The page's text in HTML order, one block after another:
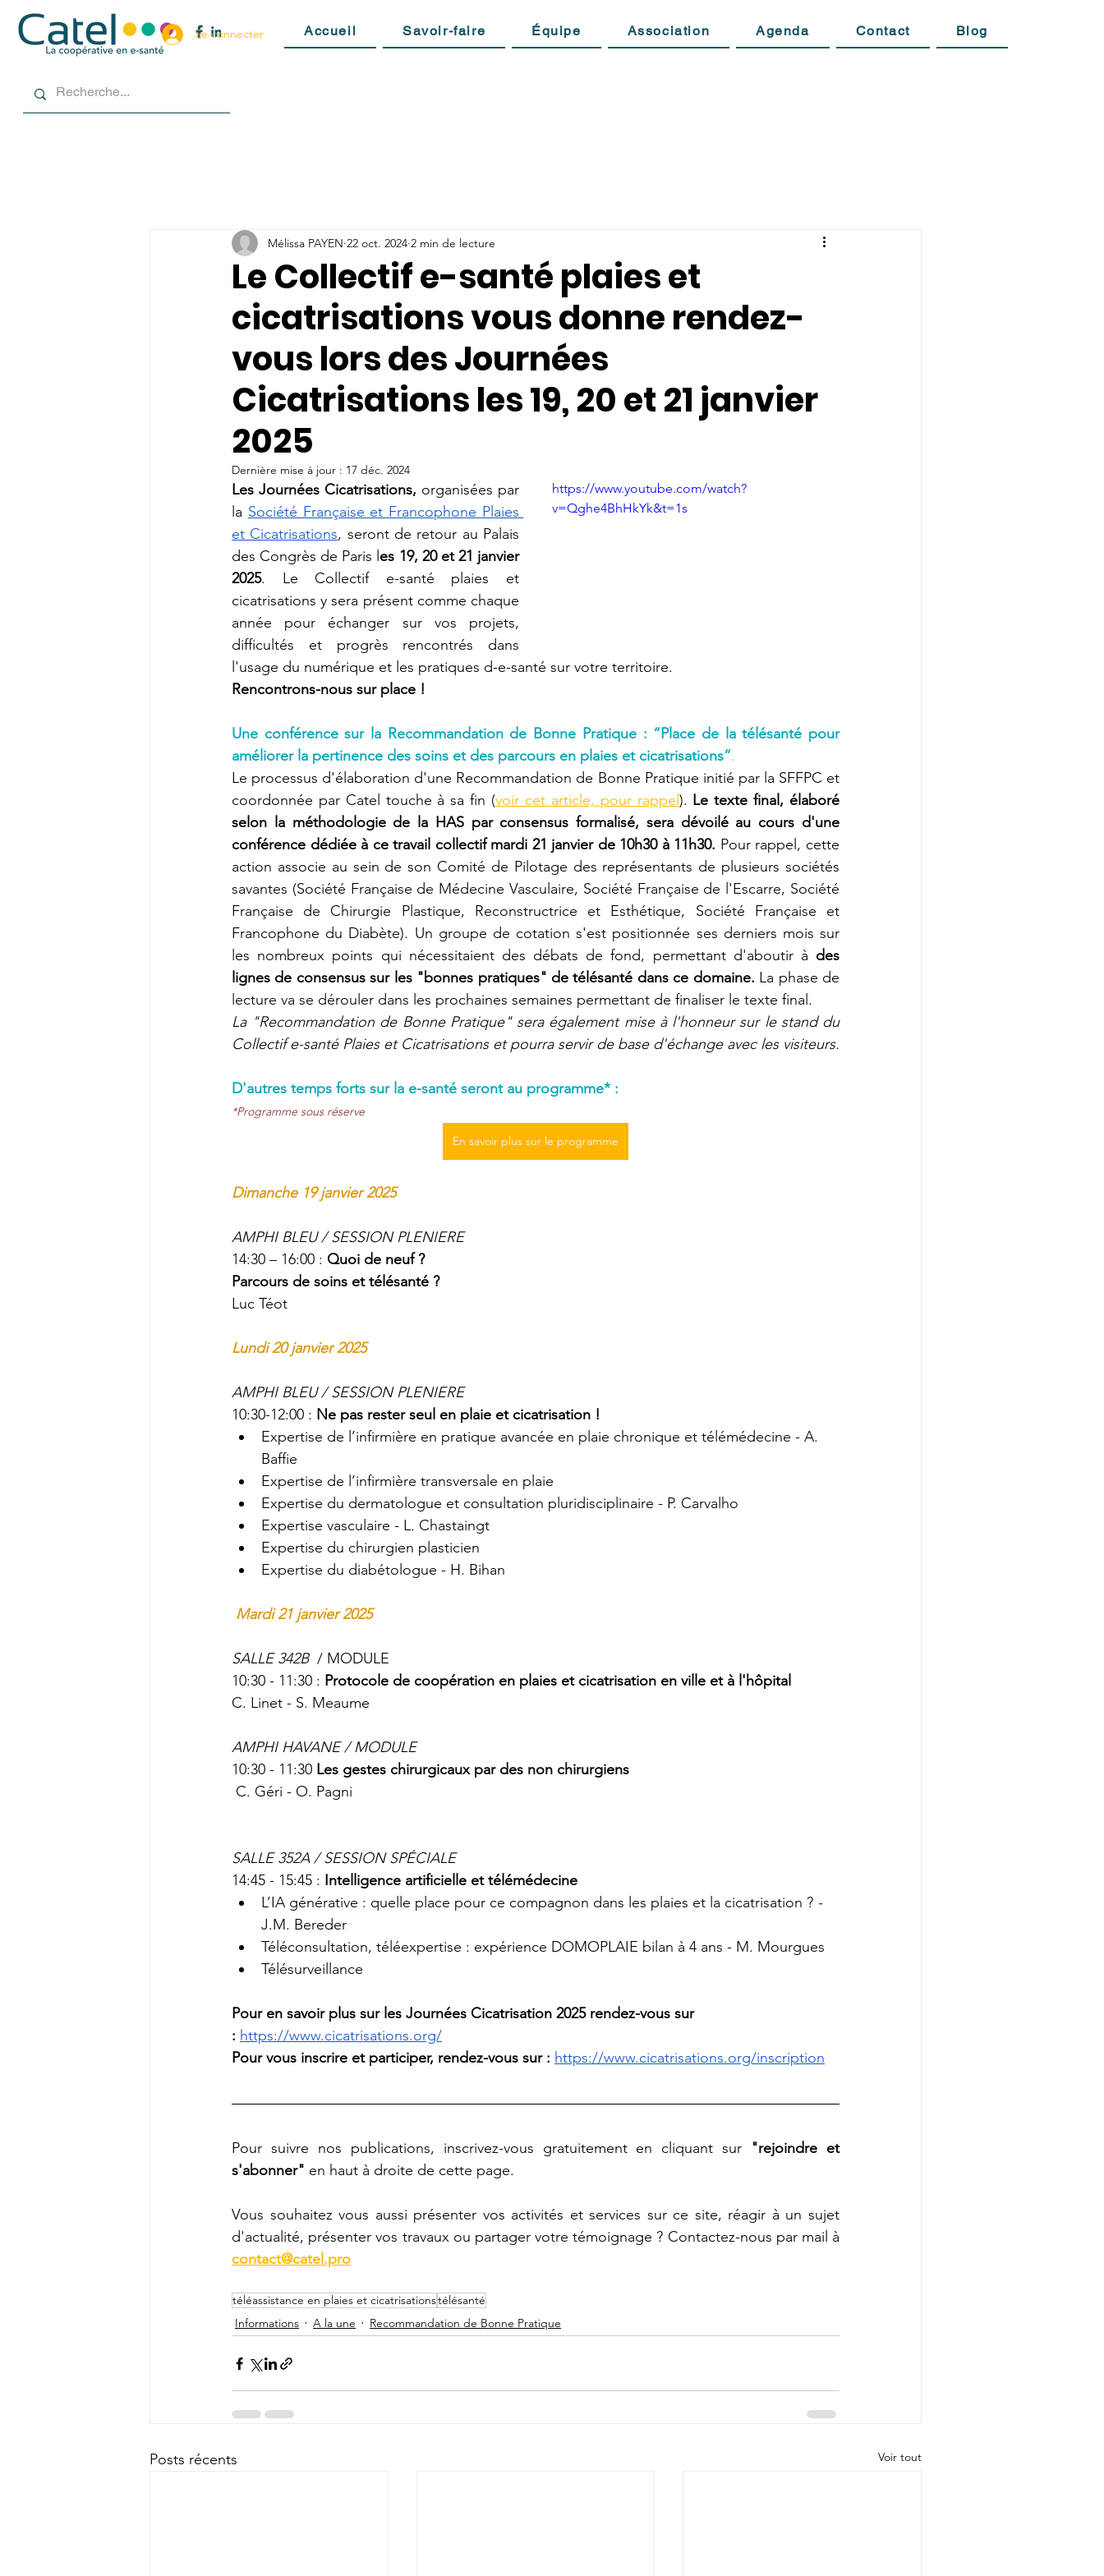
Se connecter Accueil Savoir-faire Équipe Association Agenda Contact Blog
Le Collectif e-santé plaies et
cicatrisations vous donne rendez-
vous lors des Journées
Cicatrisations les 19, 20 et 21 janvier
2025
Mélissa PAYEN 22 oct. 2024 2 min de lecture
Dernière mise à jour : 17 déc. 2024
https://www.youtube.com/watch?
v=Qghe4BhHkYk&t=1s
Les Journées Cicatrisations, organisées par
la Société Française et Francophone Plaies
et Cicatrisations, seront de retour au Palais
des Congrès de Paris l es 19, 20 et 21 janvier
2025. Le Collectif e-santé plaies et
cicatrisations y sera présent comme chaque
année pour échanger sur vos projets,
difficultés et progrès rencontrés dans
l'usage du numérique et les pratiques d-e-santé sur votre territoire.
Rencontrons-nous sur place !
Une conférence sur la Recommandation de Bonne Pratique : “Place de la télésanté pour
améliorer la pertinence des soins et des parcours en plaies et cicatrisations”.
Le processus d'élaboration d'une Recommandation de Bonne Pratique initié par la SFFPC et
coordonnée par Catel touche à sa fin (voir cet article, pour rappel ). Le texte final, élaboré
selon la méthodologie de la HAS par consensus formalisé, sera dévoilé au cours d'une
conférence dédiée à ce travail collectif mardi 21 janvier de 10h30 à 11h30. Pour rappel, cette
action associe au sein de son Comité de Pilotage des représentants de plusieurs sociétés
savantes (Société Française de Médecine Vasculaire, Société Française de l'Escarre, Société
Française de Chirurgie Plastique, Reconstructrice et Esthétique, Société Française et
Francophone du Diabète). Un groupe de cotation s'est positionnée ses derniers mois sur
les nombreux points qui nécessitaient des débats de fond, permettant d'aboutir à des
lignes de consensus sur les "bonnes pratiques" de télésanté dans ce domaine. La phase de
lecture va se dérouler dans les prochaines semaines permettant de finaliser le texte final.
La "Recommandation de Bonne Pratique" sera également mise à l'honneur sur le stand du
D'autres temps forts sur la e-santé seront au programme* :
*Programme sous réserve
En savoir plus sur le programme
Dimanche 19 janvier 2025
AMPHI BLEU / SESSION PLENIERE
14:30 – 16:00 : Quoi de neuf ?
Parcours de soins et télésanté ?
Luc Téot
Lundi 20 janvier 2025
AMPHI BLEU / SESSION PLENIERE
10:30-12:00 : Ne pas rester seul en plaie et cicatrisation !
Expertise de l’infirmière en pratique avancée en plaie chronique et télémédecine - A.
Baffie
Expertise de l’infirmière transversale en plaie
Expertise du dermatologue et consultation pluridisciplinaire - P. Carvalho
Expertise vasculaire - L. Chastaingt
Expertise du chirurgien plasticien
Expertise du diabétologue - H. Bihan
Mardi 21 janvier 2025
SALLE 342B / MODULE
10:30 - 11:30 : Protocole de coopération en plaies et cicatrisation en ville et à l'hôpital
C. Linet - S. Meaume
AMPHI HAVANE / MODULE
10:30 - 11:30 Les gestes chirurgicaux par des non chirurgiens
C. Géri - O. Pagni
SALLE 352A / SESSION SPÉCIALE
14:45 - 15:45 : Intelligence artificielle et télémédecine
L’IA générative : quelle place pour ce compagnon dans les plaies et la cicatrisation ? -
J.M. Bereder
Téléconsultation, téléexpertise : expérience DOMOPLAIE bilan à 4 ans - M. Mourgues
Télésurveillance
Pour en savoir plus sur les Journées Cicatrisation 2025 rendez-vous sur
: https://www.cicatrisations.org/
Pour vous inscrire et participer, rendez-vous sur : https://www.cicatrisations.org/inscription
Pour suivre nos publications, inscrivez-vous gratuitement en cliquant sur "rejoindre et
s'abonner" en haut à droite de cette page.
Vous souhaitez vous aussi présenter vos activités et services sur ce site, réagir à un sujet
contact@catel.pro
téléassistance en plaies et cicatrisationstélésanté
Informations
A la une Recommandation de Bonne Pratique
Posts récents Voir tout